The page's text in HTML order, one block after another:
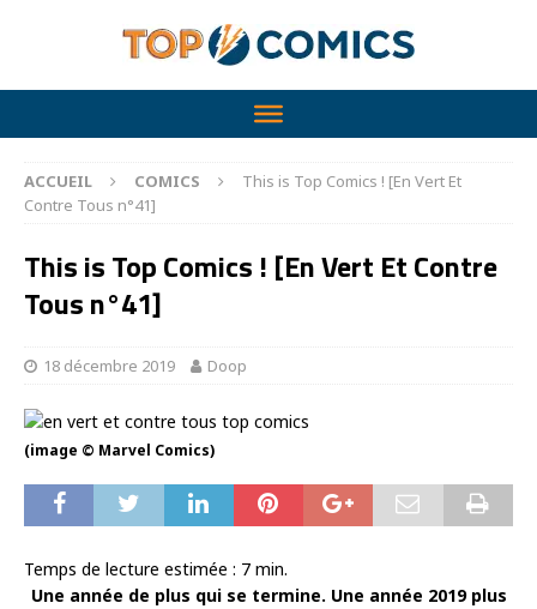
ACCUEIL COMICS
This is Top Comics ! [En Vert Et
Contre Tous n°41]
This is Top Comics ! [En Vert Et Contre
Tous n°41]
18 décembre 2019 Doop
(image © Marvel Comics)
Temps de lecture estimée : 7 min.
Une année de plus qui se termine. Une année 2019 plus